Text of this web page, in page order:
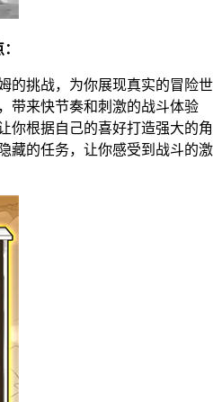
的挑战，为你展现真实的冒险
带来快节奏和刺激的战斗体验
你根据自己的喜好打造强大的
藏的任务，让你感受到战斗的